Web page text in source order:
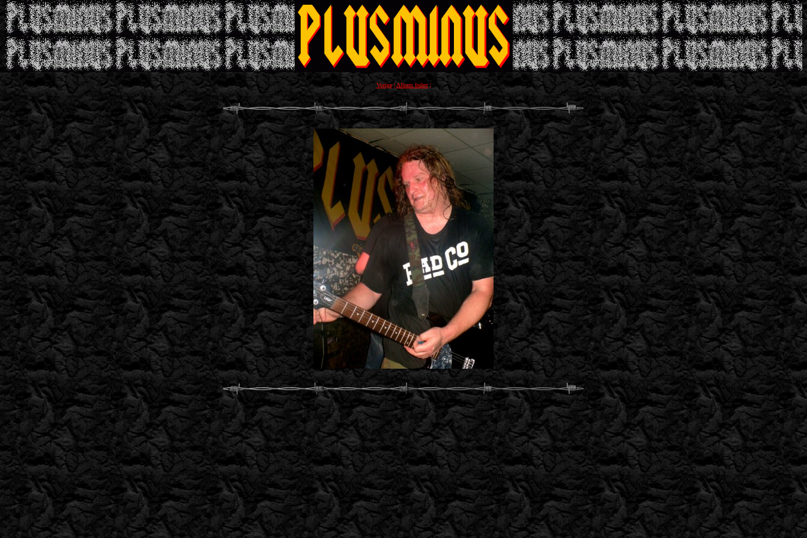
Vorige|Album Index|